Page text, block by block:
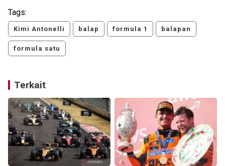
Tags:
Kimi Antonelli balap formula 1 balapan
formula satu
Terkait